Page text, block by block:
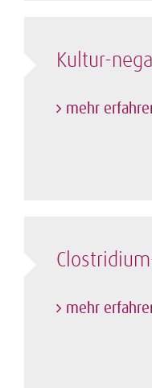
Kultur-
mehr
mehr